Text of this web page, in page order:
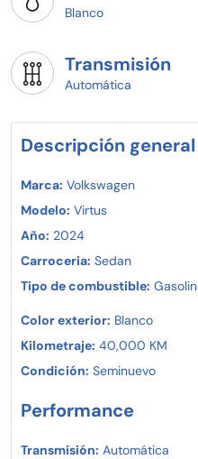
¡Agenda hoy tu prueba de
desde 20% de enganche!
Pregunta por
manejo hoy mismo.
un auténtico Volkswagen
Blanco
Transmisión
Automática
Descripción general
Marca: Volkswagen
Modelo: Virtus
Año: 2024
Carroceria: Sedan
Tipo de combustible:
Color exterior: Blanco
Kilometraje: 40,000 KM
Condición: Seminuevo
Performance
Transmisión: Automática